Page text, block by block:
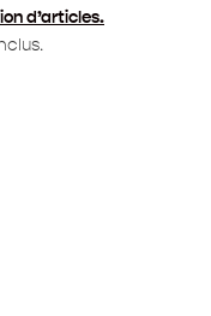
d’articles.